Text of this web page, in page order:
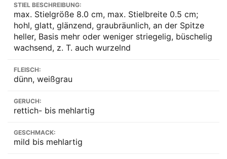
STIEL BESCHREIBUNG:
max. Stielgröße 8.0 cm, max. Stielbreite 0.5 cm;
hohl, glatt, glänzend, graubräunlich, an der Spitze
heller, Basis mehr oder weniger striegelig, büschelig
wachsend, z. T. auch wurzelnd
FLEISCH:
dünn, weißgrau
GERUCH:
rettich- bis mehlartig
GESCHMACK:
mild bis mehlartig